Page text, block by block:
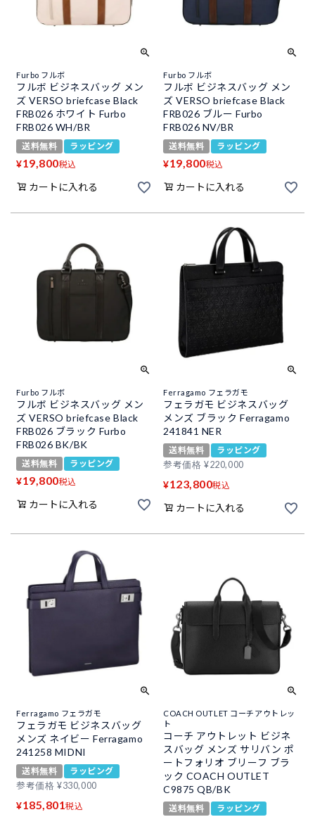
Furbo フルボ
フルボ ビジネスバッグ メン
ズ VERSO briefcase Black
FRB026 ホワイト Furbo
FRB026 WH/BR
送料無料 ラッピング
¥19,800税込
カートに入れる
Furbo フルボ
フルボ ビジネスバッグ メン
ズ VERSO briefcase Black
FRB026 ブルー Furbo
FRB026 NV/BR
送料無料 ラッピング
¥19,800税込
カートに入れる
Furbo フルボ
フルボ ビジネスバッグ メン
ズ VERSO briefcase Black
FRB026 ブラック Furbo
FRB026 BK/BK
送料無料 ラッピング
¥19,800税込
カートに入れる
Ferragamo フェラガモ
フェラガモ ビジネスバッグ
メンズ ブラック Ferragamo
241841 NER
送料無料
ラッピング
参考価格 ¥220,000
¥123,800税込
カートに入れる
Ferragamo フェラガモ
フェラガモ ビジネスバッグ
メンズ ネイビー Ferragamo
241258 MIDNI
送料無料
ラッピング
参考価格 ¥330,000
¥185,801税込
COACH OUTLET コーチアウトレッ
ト
コーチ アウトレット ビジネ
スバッグ メンズ サリバン ポ
ートフォリオ ブリーフ ブラ
ック COACH OUTLET
C9875 QB/BK
送料無料 ラッピング